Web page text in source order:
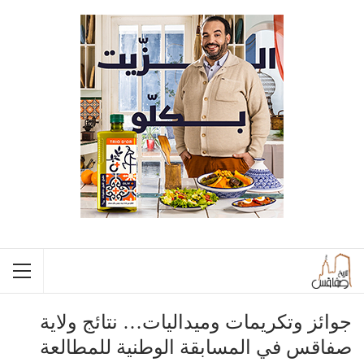
جوائز وتكريمات وميداليات… نتائج ولاية
صفاقس في المسابقة الوطنية للمطالعة